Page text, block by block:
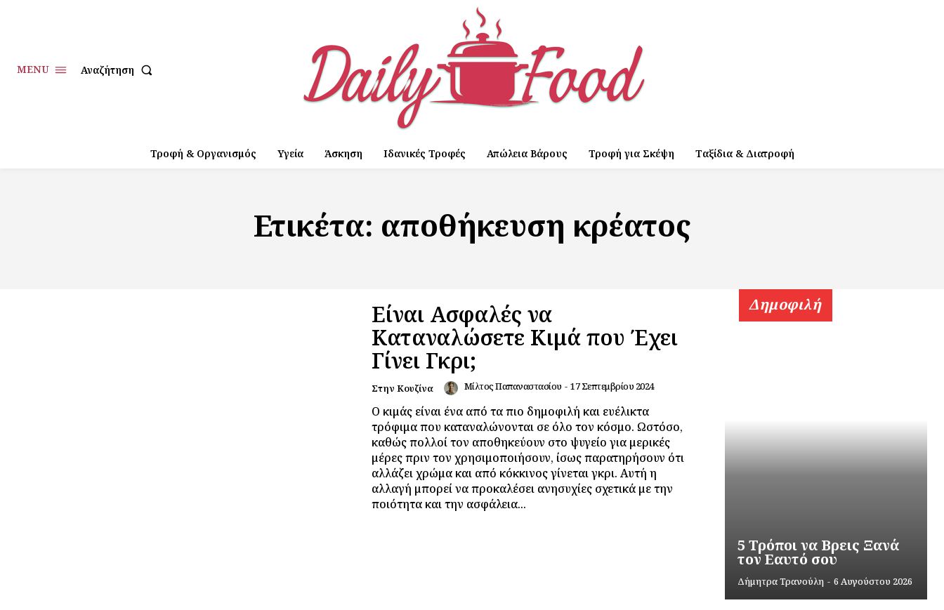
MENU Αναζήτηση
Τροφή & Οργανισμός Υγεία Άσκηση Ιδανικές Τροφές Απώλεια Βάρους Τροφή για Σκέψη Ταξίδια & Διατροφή
Ετικέτα: αποθήκευση κρέατος
Είναι Ασφαλές να
Καταναλώσετε Κιμά που Έχει
Γίνει Γκρι;
Στην Κουζίνα Μίλτος Παπαναστασίου - 17 Σεπτεμβρίου 2024
Ο κιμάς είναι ένα από τα πιο δημοφιλή και ευέλικτα
τρόφιμα που καταναλώνονται σε όλο τον κόσμο. Ωστόσο,
καθώς πολλοί τον αποθηκεύουν στο ψυγείο για μερικές
μέρες πριν τον χρησιμοποιήσουν, ίσως παρατηρήσουν ότι
αλλάζει χρώμα και από κόκκινος γίνεται γκρι. Αυτή η
αλλαγή μπορεί να προκαλέσει ανησυχίες σχετικά με την
ποιότητα και την ασφάλεια...
Δημοφιλή
5 Τρόποι να Βρεις Ξανά
τον Εαυτό σου
Δήμητρα Τρανούλη - 6 Αυγούστου 2026